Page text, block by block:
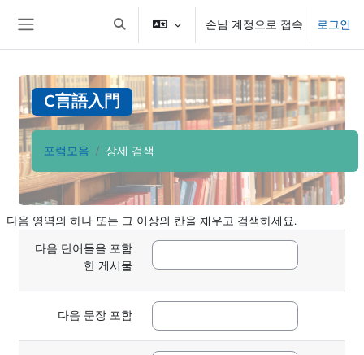
검색 입력 전환 손님 계정으로 접속 로그인
C言語入門
포럼모음 상세 검색
다음 영역의 하나 또는 그 이상의 칸을 채우고 검색하세요.
다음 단어들을 포함
한 게시물
다음 문장 포함